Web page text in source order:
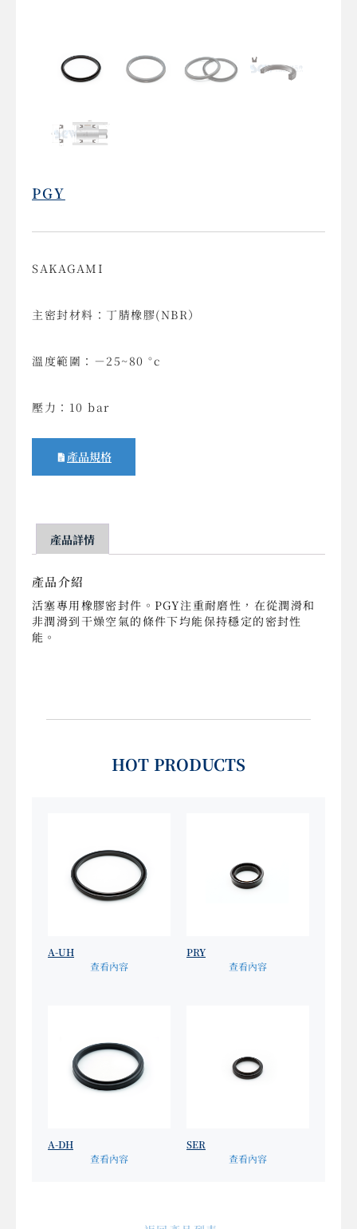
PGY
SAKAGAMI
主密封材料：丁腈橡膠(NBR）
溫度範圍：－25~80 °c
壓力：10 bar
產品規格
產品詳情
產品介紹
活塞專用橡膠密封件。PGY注重耐磨性，在從潤滑和
非潤滑到干燥空氣的條件下均能保持穩定的密封性
能。
HOT PRODUCTS
A-UH
查看內容
PRY
查看內容
A-DH
查看內容
SER
查看內容